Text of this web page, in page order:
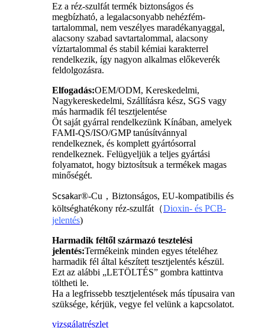
Ez a réz-szulfát termék biztonságos és
megbízható, a legalacsonyabb nehézfém-
tartalommal, nem veszélyes maradékanyaggal,
alacsony szabad savtartalommal, alacsony
víztartalommal és stabil kémiai karakterrel
rendelkezik, így nagyon alkalmas előkeverék
feldolgozásra.
Elfogadás:OEM/ODM, Kereskedelmi,
Nagykereskedelmi, Szállításra kész, SGS vagy
más harmadik fél tesztjelentése
Öt saját gyárral rendelkezünk Kínában, amelyek
FAMI-QS/ISO/GMP tanúsítvánnyal
rendelkeznek, és komplett gyártósorral
rendelkeznek. Felügyeljük a teljes gyártási
folyamatot, hogy biztosítsuk a termékek magas
minőségét.
Scsakar®-Cu ， Biztonságos, EU-kompatibilis és
költséghatékony réz-szulfát（Dioxin- és PCB-
jelentés)
Harmadik féltől származó tesztelési
jelentés:Termékeink minden egyes tételéhez
harmadik fél által készített tesztjelentés készül.
Ezt az alábbi „LETÖLTÉS” gombra kattintva
töltheti le.
Ha a legfrissebb tesztjelentések más típusaira van
szüksége, kérjük, vegye fel velünk a kapcsolatot.
vizsgálatrészlet